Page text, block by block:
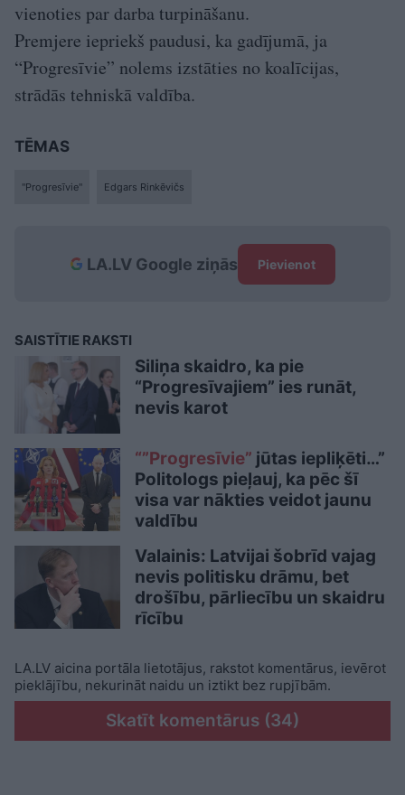
vienoties par darba turpināšanu.
Premjere iepriekš paudusi, ka gadījumā, ja
“Progresīvie” nolems izstāties no koalīcijas,
strādās tehniskā valdība.
TĒMAS
"Progresīvie" Edgars Rinkēvičs
LA.LV Google ziņās Pievienot
SAISTĪTIE RAKSTI
Siliņa skaidro, ka pie
“Progresīvajiem” ies runāt,
nevis karot
“”Progresīvie” jūtas iepliķēti…”
Politologs pieļauj, ka pēc šī
visa var nākties veidot jaunu
valdību
Valainis: Latvijai šobrīd vajag
nevis politisku drāmu, bet
drošību, pārliecību un skaidru
rīcību
LA.LV aicina portāla lietotājus, rakstot komentārus, ievērot
pieklājību, nekurināt naidu un iztikt bez rupjībām.
Skatīt komentārus (34)